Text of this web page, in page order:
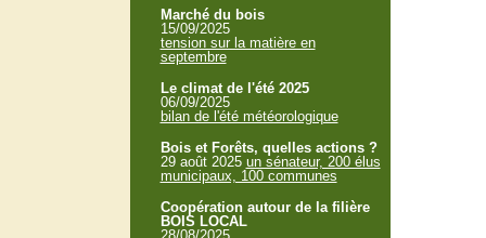
Marché du bois
15/09/2025
tension sur la matière en
septembre
Le climat de l'été 2025
06/09/2025
bilan de l'été météorologique
Bois et Forêts, quelles actions ?
29 août 2025 un sénateur, 200 élus
municipaux, 100 communes
Coopération autour de la filière
BOIS LOCAL